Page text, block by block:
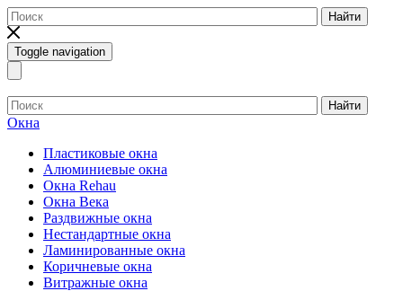
Найти
Toggle navigation
Найти
Окна
Пластиковые окна
Алюминиевые окна
Окна Rehau
Окна Века
Раздвижные окна
Нестандартные окна
Ламинированные окна
Коричневые окна
Витражные окна